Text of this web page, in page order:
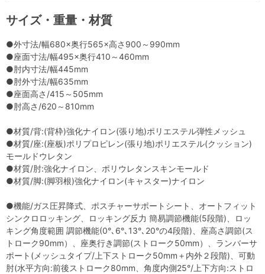
サイズ・重量・材質
●外寸法/幅680×奥行565×高さ900～990mm
●座面寸法/幅495×奥行410～460mm
●肘内寸法/幅445mm
●肘外寸法/幅635mm
●座面高さ/415～505mm
●肘高さ/620～810mm
●材質/背:(背枠)強化ナイロン(張り地)ポリエステル弾性メッシュ
●材質/座:(座板)ポリプロピレン(張り地)ポリエステル(クッション)
モールドウレタン
●材質/肘:強化ナイロン、ポリウレタンスキンモールド
●材質/脚:(脚羽根)強化ナイロン(キャスター)ナイロン
●機能/ガス圧昇降式、ポスチャーサポートシート、オートフィット
シンクロロッキング、ロッキング反力 簡易調節機能(5段階)、ロッ
キング角度範囲 調節機能(0°､6°､13°､20°の4段階)、座高さ調節(ス
トローク90mm）、座奥行き調節(ストローク50mm）、ランバーサ
ポート(メッシュタイプ/上下ストローク50mm＋内外２段階)、可動
肘(水平方向:前後ストローク80mm、角度内側25°/上下方向:ストロ